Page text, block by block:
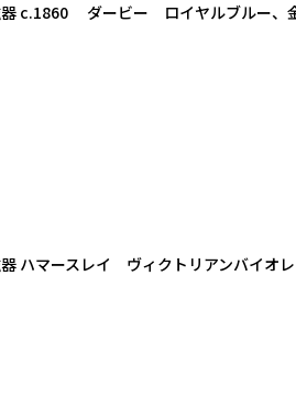
器 c.1860 ダービー ロイヤルブルー、
器 ハマースレイ ヴィクトリアンバイオ